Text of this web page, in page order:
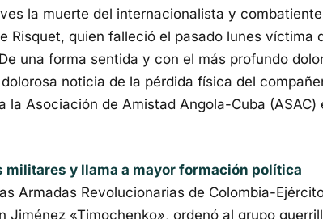
la muerte del internacionalista y combatiente
Risquet, quien falleció el pasado lunes víctima
una forma sentida y con el más profundo
noticia de la pérdida física del
la Asociación de Amistad Angola-Cuba (ASAC)
militares y llama a mayor formación política
Armadas Revolucionarias de Colombia-
Jiménez «Timochenko», ordenó al grupo